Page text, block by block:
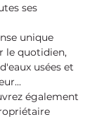
ses
unique
le quotidien,
usées et
également